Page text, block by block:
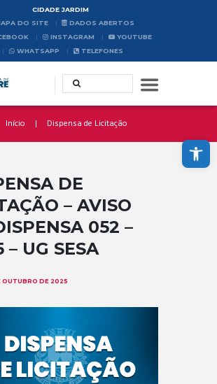
Abrir a barra de ferramentas
CIDADE JARDIM
DO SITE
DADOS ABERTOS
INSTAGRAM
YOUTUBE
WHATSAPP
TELEFONES
Início Dispensa de Licitação
DE
– AVISO
052 –
– UG SESA
OUTUBRO DE 2025